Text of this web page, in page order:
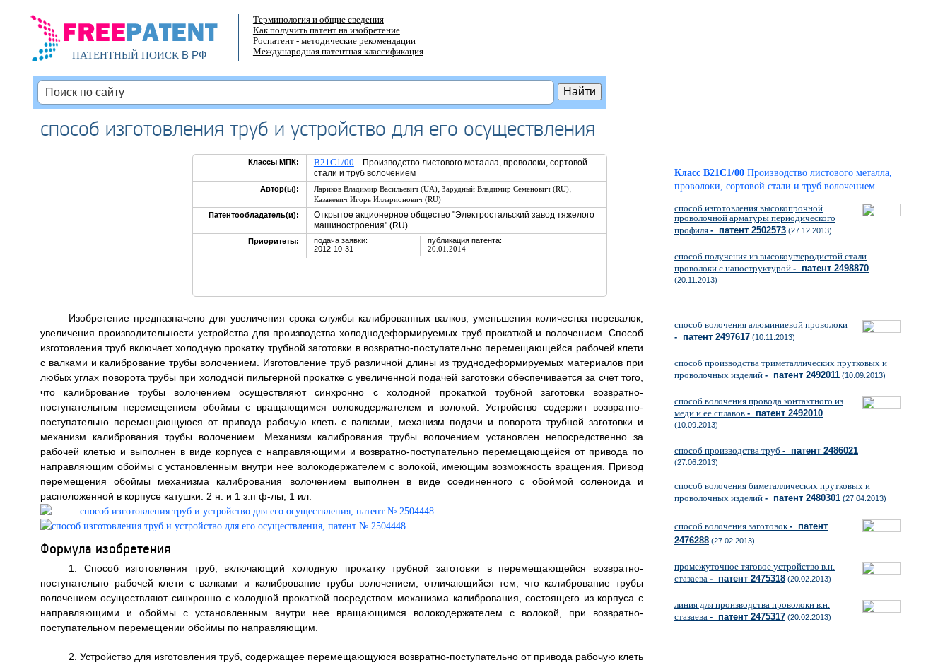
ПАТЕНТНЫЙ ПОИСКВ РФ
Терминология и общие сведения
Как получить патент на изобретение
Роспатент - методические рекомендации
Международная патентная классификация
способ изготовления труб и устройство для его осуществления
Классы МПК: B21C1/00 Производство листового металла, проволоки, сортовой
стали и труб волочением
Автор(ы): Лариков Владимир Васильевич (UA), Зарудный Владимир Семенович (RU),
Казакевич Игорь Илларионович (RU)
Патентообладатель(и):
Открытое акционерное общество "Электростальский завод тяжелого
машиностроения" (RU)
Приоритеты:
подача заявки:
2012-10-31
публикация патента:
20.01.2014
Изобретение предназначено для увеличения срока службы калиброванных валков, уменьшения количества перевалок,
увеличения производительности устройства для производства холоднодеформируемых труб прокаткой и волочением. Способ
изготовления труб включает холодную прокатку трубной заготовки в возвратно-поступательно перемещающейся рабочей клети
с валками и калибрование трубы волочением. Изготовление труб различной длины из труднодеформируемых материалов при
любых углах поворота трубы при холодной пильгерной прокатке с увеличенной подачей заготовки обеспечивается за счет того,
что калибрование трубы волочением осуществляют синхронно с холодной прокаткой трубной заготовки возвратно-
поступательным перемещением обоймы с вращающимся волокодержателем и волокой. Устройство содержит возвратно-
поступательно перемещающуюся от привода рабочую клеть с валками, механизм подачи и поворота трубной заготовки и
механизм калибрования трубы волочением. Механизм калибрования трубы волочением установлен непосредственно за
рабочей клетью и выполнен в виде корпуса с направляющими и возвратно-поступательно перемещающейся от привода по
направляющим обоймы с установленным внутри нее волокодержателем с волокой, имеющим возможность вращения. Привод
перемещения обоймы механизма калибрования волочением выполнен в виде соединенного с обоймой соленоида и
расположенной в корпусе катушки. 2 н. и 1 з.п ф-лы, 1 ил.
Формула изобретения
1. Способ изготовления труб, включающий холодную прокатку трубной заготовки в перемещающейся возвратно-
поступательно рабочей клети с валками и калибрование трубы волочением, отличающийся тем, что калибрование трубы
волочением осуществляют синхронно с холодной прокаткой посредством механизма калибрования, состоящего из корпуса с
направляющими и обоймы с установленным внутри нее вращающимся волокодержателем с волокой, при возвратно-
поступательном перемещении обоймы по направляющим.
2. Устройство для изготовления труб, содержащее перемещающуюся возвратно-поступательно от привода рабочую клеть
Класс B21C1/00 Производство листового металла,
проволоки, сортовой стали и труб волочением
способ изготовления высокопрочной
проволочной арматуры периодического
профиля - патент 2502573 (27.12.2013)
способ получения из высокоуглеродистой стали
проволоки с наноструктурой - патент 2498870
(20.11.2013)
способ волочения алюминиевой проволоки
- патент 2497617 (10.11.2013)
способ производства триметаллических прутковых и
проволочных изделий - патент 2492011 (10.09.2013)
способ волочения провода контактного из
меди и ее сплавов - патент 2492010
(10.09.2013)
способ производства труб - патент 2486021
(27.06.2013)
способ волочения биметаллических прутковых и
проволочных изделий - патент 2480301 (27.04.2013)
способ волочения заготовок- патент
2476288 (27.02.2013)
промежуточное тяговое устройство в.н.
стазаева - патент 2475318 (20.02.2013)
линия для производства проволоки в.н.
стазаева - патент 2475317 (20.02.2013)